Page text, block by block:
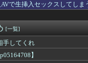
に理解を示して…...
ｗｗ
しれないｗｗｗ
で生挿入セックスしてしま
[一覧]
手してくれ
】